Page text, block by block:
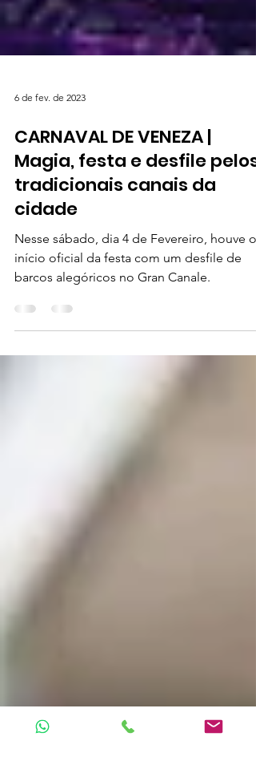
6 de fev. de 2023
CARNAVAL DE VENEZA |
Magia, festa e desfile pelos
tradicionais canais da
cidade
Nesse sábado, dia 4 de Fevereiro, houve o
início oficial da festa com um desfile de